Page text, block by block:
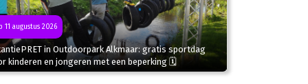
11 augustus 2026
in Outdoorpark Alkmaar: gratis sportdag
kinderen en jongeren met een beperking 🗓